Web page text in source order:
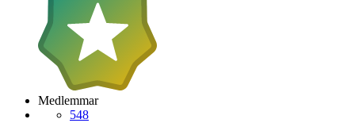
Medlemmar
548